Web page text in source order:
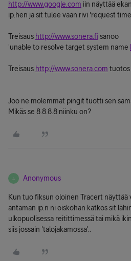
http://www.google.com iin näyttää
ip.hen ja sit tulee vaan rivi 'request
Treisaus http://www.sonera.fi sanoo
'unable to resolve target system name
Treisaus http://www.sonera.com tuotos
Joo ne molemmat pingit tuotti sen
Mikäs se 8.8.8.8 niinku on?
A Anonymous
Kun tuo fiksun oloinen Tracert näyttää
antaman ip.n ni oiskohan katkos sit
ulkopuolisessa reitittimessä tai mikä
siis jossain 'talojakamossa'..